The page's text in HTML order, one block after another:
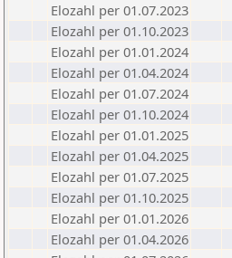
Elozahl per 01.07.2023
Elozahl per 01.10.2023
Elozahl per 01.01.2024
Elozahl per 01.04.2024
Elozahl per 01.07.2024
Elozahl per 01.10.2024
Elozahl per 01.01.2025
Elozahl per 01.04.2025
Elozahl per 01.07.2025
Elozahl per 01.10.2025
Elozahl per 01.01.2026
Elozahl per 01.04.2026